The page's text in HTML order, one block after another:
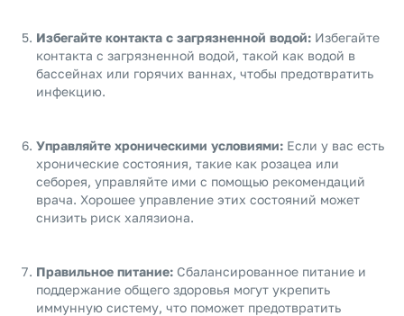
Избегайте контакта с загрязненной водой: Избегайте
контакта с загрязненной водой, такой как водой в
бассейнах или горячих ваннах, чтобы предотвратить
инфекцию.
Управляйте хроническими условиями: Если у вас есть
хронические состояния, такие как розацеа или
себорея, управляйте ими с помощью рекомендаций
врача. Хорошее управление этих состояний может
снизить риск халязиона.
Правильное питание: Сбалансированное питание и
поддержание общего здоровья могут укрепить
иммунную систему, что поможет предотвратить